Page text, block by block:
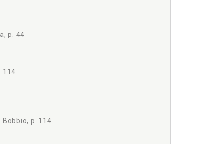
p. 44
114
p. 114